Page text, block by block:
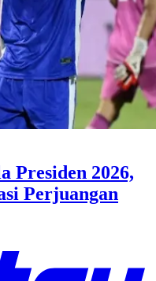
Presiden 2026,
Perjuangan